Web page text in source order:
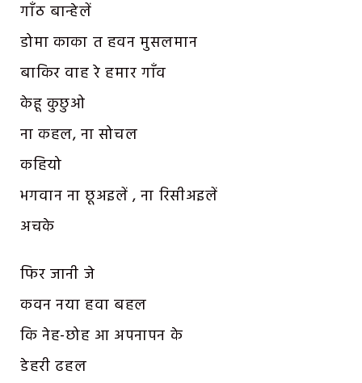
गाँठ बान्हेलें
डोमा काका त हवन मुसलमान
बाकिर वाह रे हमार गाँव
केहू कुछुओ
ना कहल, ना सोचल
कहियो
भगवान ना छूअइलें , ना रिसीअइलें
अचके
फिर जानी जे
कवन नया हवा बहल
कि नेह-छोह आ अपनापन के
डेहरी ढहल